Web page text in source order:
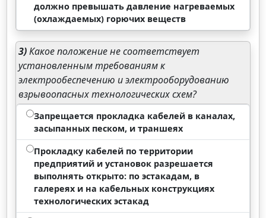
должно превышать давление нагреваемых
(охлаждаемых) горючих веществ
3)Какое положение не соответствует
установленным требованиям к
электрообеспечению и электрооборудованию
взрывоопасных технологических схем?
Запрещается прокладка кабелей в каналах,
засыпанных песком, и траншеях
Прокладку кабелей по территории
предприятий и установок разрешается
выполнять открыто: по эстакадам, в
галереях и на кабельных конструкциях
технологических эстакад